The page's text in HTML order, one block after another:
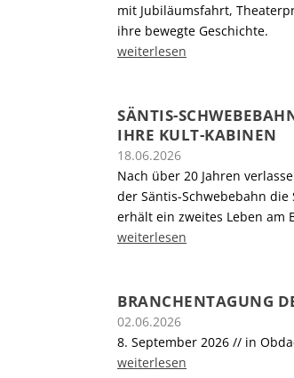
mit Jubiläumsfahrt,
ihre bewegte Geschichte.
weiterlesen
SÄNTIS-
IHRE KULT-KABINEN
18.06.2026
Nach über 20 Jahren
der Säntis-Schwebebahn die
erhält ein zweites Leben am
weiterlesen
BRANCHENTAGUNG
02.06.2026
8. September 2026 // in
weiterlesen